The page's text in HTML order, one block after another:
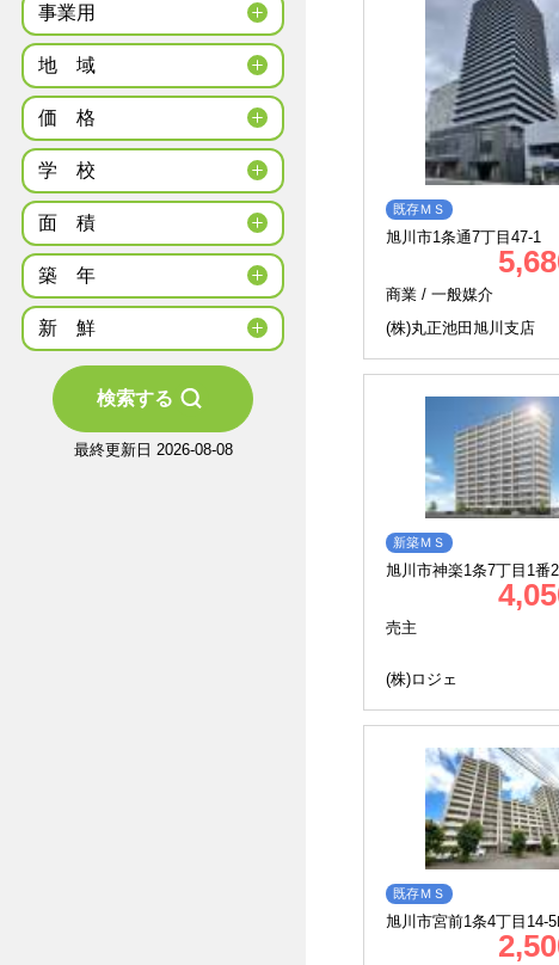
事業用
地 域
価 格
学 校
面 積
築 年
新 鮮
検索する
最終更新日 2026-08-08
既存ＭＳ
旭川市1条通7丁目47-1
商業 / 一般媒介
(株)丸正池田旭川支店
新築ＭＳ
旭川市神楽1条7丁目1番
売主
(株)ロジェ
既存ＭＳ
旭川市宮前1条4丁目14-5